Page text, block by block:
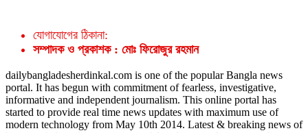
যোগাযোগের ঠিকানা:
সম্পাদক ও প্রকাশক : মোঃ ফিরোজুর রহমান
dailybangladesherdinkal.com is one of the popular Bangla news
portal. It has begun with commitment of fearless, investigative,
informative and independent journalism. This online portal has
started to provide real time news updates with maximum use of
modern technology from May 10th 2014. Latest & breaking news of